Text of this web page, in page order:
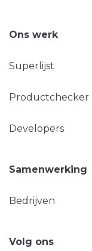
Ons werk
Superlijst
Productchecker
Developers
Samenwerking
Bedrijven
Volg ons